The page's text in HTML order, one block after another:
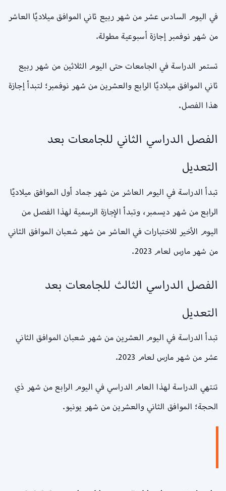
في اليوم السادس عشر من شهر ربيع ثاني الموافق ميلاديًا العاشر
من شهر نوفمبر إجازة أسبوعية مطولة.
تستمر الدراسة في الجامعات حتى اليوم الثلاثين من شهر ربيع
ثاني الموافق ميلاديًا الرابع والعشرين من شهر نوفمبر؛ لتبدأ إجازة
هذا الفصل.
الفصل الدراسي الثاني للجامعات بعد
التعديل
تبدأ الدراسة في اليوم العاشر من شهر جماد أول الموافق ميلاديًا
الرابع من شهر ديسمبر، وتبدأ الإجازة الرسمية لهذا الفصل من
اليوم الأخير للاختبارات في العاشر من شهر شعبان الموافق الثاني
من شهر مارس لعام 2023.
الفصل الدراسي الثالث للجامعات بعد
التعديل
تبدأ الدراسة في اليوم العشرين من شهر شعبان الموافق الثاني
عشر من شهر مارس لعام 2023.
تنتهي الدراسة لهذا العام الدراسي في اليوم الرابع من شهر ذي
الحجة؛ الموافق الثاني والعشرين من شهر يونيو.